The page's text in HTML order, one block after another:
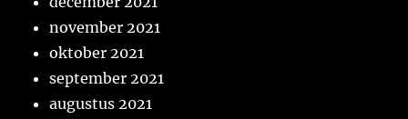
november 2021
oktober 2021
september 2021
augustus 2021